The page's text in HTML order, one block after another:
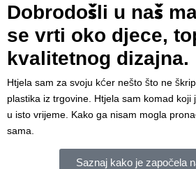
Dobrodošli u naš
se vrti oko djece,
kvalitetnog dizajna.
Htjela sam za svoju kćer nešto što ne
plastika iz trgovine. Htjela sam komad koji
u isto vrijeme. Kako ga nisam mogla
sama.
Saznaj kako je započela